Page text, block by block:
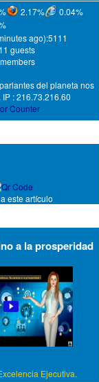
2.17%
0.04%
ago):5111
guests
del planeta nos
: 216.73.216.60
Counter
este artículo
a la prosperidad
Ejecutiva.